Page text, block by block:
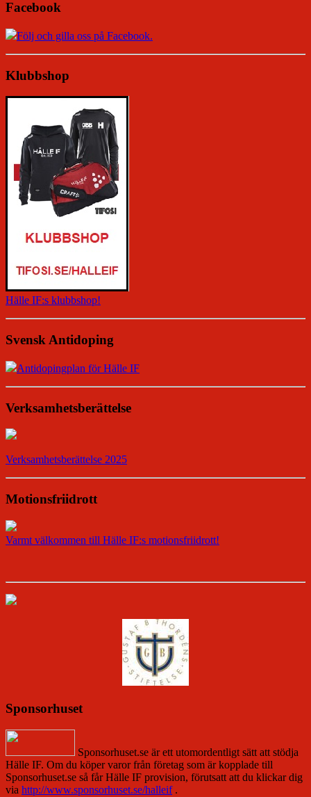
Facebook
Följ och gilla oss på Facebook.
Klubbshop
Hälle IF:s klubbshop!
Svensk Antidoping
Antidopingplan för Hälle IF
Verksamhetsberättelse
Verksamhetsberättelse 2025
Motionsfriidrott
Varmt välkommen till Hälle IF:s motionsfriidrott!
Sponsorhuset
Sponsorhuset.se är ett utomordentligt sätt att stödja
Hälle IF. Om du köper varor från företag som är kopplade till
Sponsorhuset.se så får Hälle IF provision, förutsatt att du klickar dig
via http://www.sponsorhuset.se/halleif.